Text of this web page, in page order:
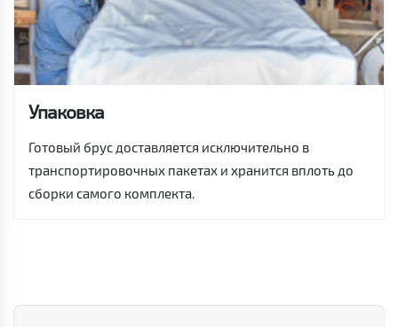
Упаковка
Готовый брус доставляется исключительно в
транспортировочных пакетах и хранится вплоть до
сборки самого комплекта.